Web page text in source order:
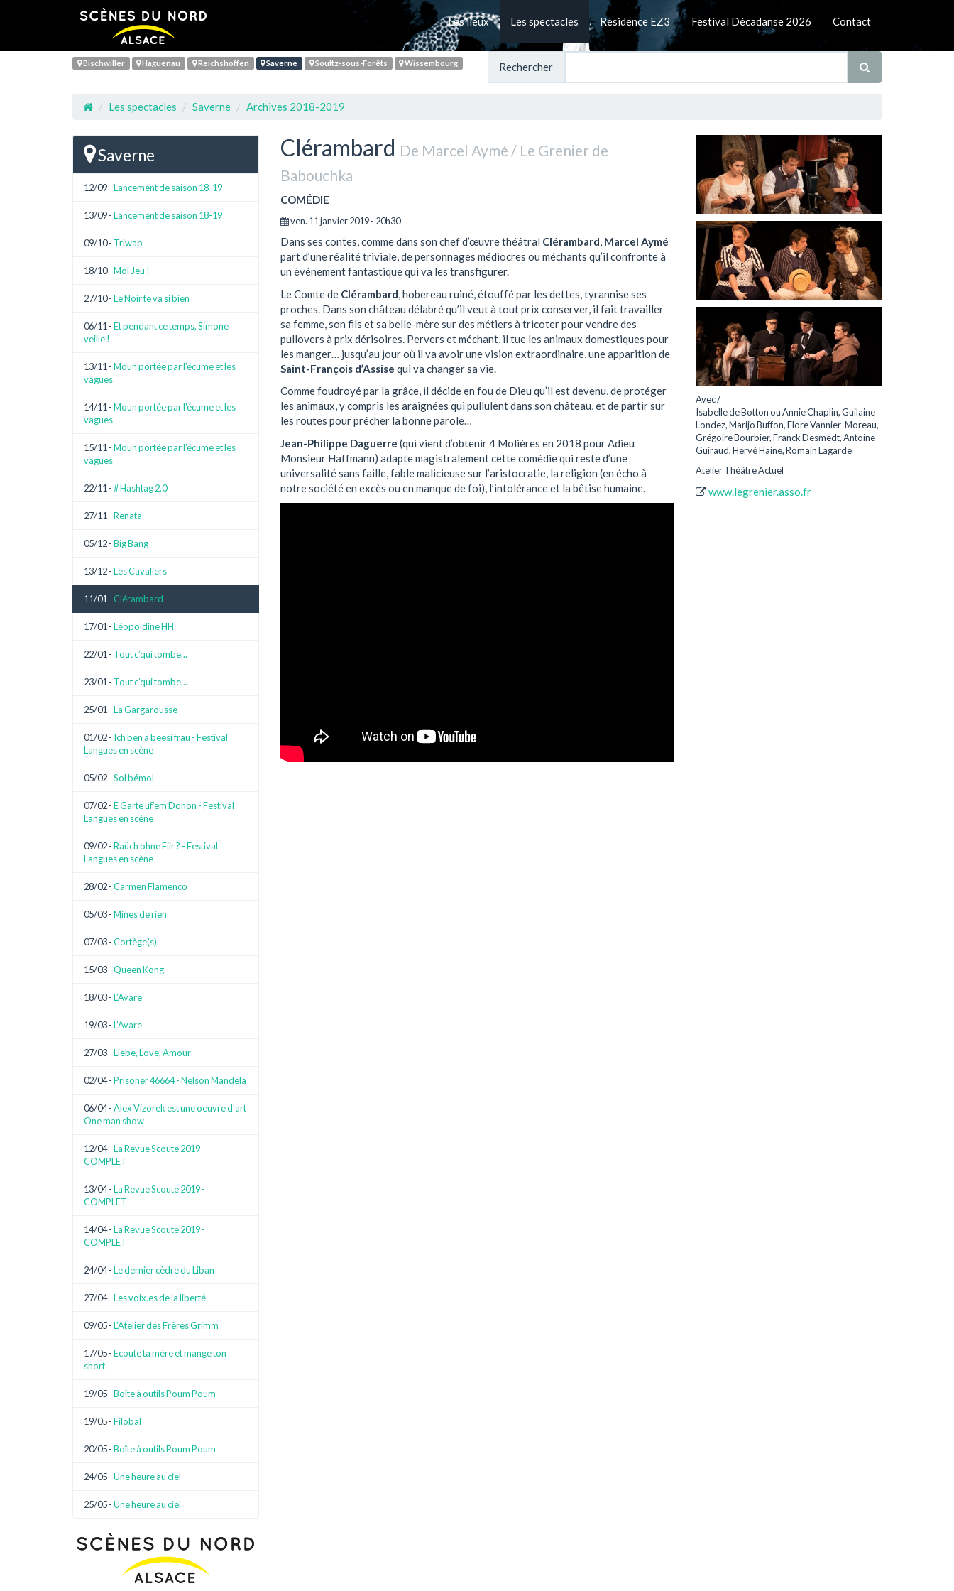
Les lieux Les spectacles Résidence EZ3 Festival Décadanse 2026 Contact
Bischwiller Haguenau Reichshoffen Saverne Soultz-sous-Forêts Wissembourg Rechercher
Les spectacles Saverne Archives 2018-2019
Clérambard De Marcel Aymé / Le Grenier de
Babouchka
COMÉDIE
ven. 11 janvier 2019 - 20h30
Dans ses contes, comme dans son chef d’œuvre théâtral Clérambard, Marcel Aymé
part d’une réalité triviale, de personnages médiocres ou méchants qu’il confronte à
un événement fantastique qui va les transfigurer.
Le Comte de Clérambard , hobereau ruiné, étouffé par les dettes, tyrannise ses
proches. Dans son château délabré qu’il veut à tout prix conserver, il fait travailler
sa femme, son fils et sa belle-mère sur des métiers à tricoter pour vendre des
pullovers à prix dérisoires. Pervers et méchant, il tue les animaux domestiques pour
les manger… jusqu’au jour où il va avoir une vision extraordinaire, une apparition de
Saint-François d’Assise qui va changer sa vie.
Comme foudroyé par la grâce, il décide en fou de Dieu qu’il est devenu, de protéger
les animaux, y compris les araignées qui pullulent dans son château, et de partir sur
les routes pour prêcher la bonne parole…
Jean-Philippe Daguerre (qui vient d’obtenir 4 Molières en 2018 pour Adieu
Monsieur Haffmann) adapte magistralement cette comédie qui reste d’une
universalité sans faille, fable malicieuse sur l’aristocratie, la religion (en écho à
notre société en excès ou en manque de foi), l’intolérance et la bêtise humaine.
Avec /
Isabelle de Botton ou Annie Chaplin, Guilaine
Londez, Marijo Buffon, Flore Vannier-Moreau,
Grégoire Bourbier, Franck Desmedt, Antoine
Guiraud, Hervé Haine, Romain Lagarde
Atelier Théâtre Actuel
www.legrenier.asso.fr
Saverne
12/09 -Lancement de saison 18-19
13/09 -Lancement de saison 18-19
09/10 - Triwap
18/10 -Moi Jeu !
27/10 -Le Noir te va si bien
06/11 -Et pendant ce temps, Simone
veille !
13/11 -Moun portée par l’écume et les
vagues
14/11 -Moun portée par l’écume et les
vagues
15/11 -Moun portée par l’écume et les
vagues
22/11 -# Hashtag 2.0
27/11 -Renata
05/12 -Big Bang
13/12 -Les Cavaliers
11/01 - Clérambard
17/01 -Léopoldine HH
22/01 - Tout c’qui tombe...
23/01 - Tout c’qui tombe...
25/01 -La Gargarousse
01/02 - Ich ben a beesi frau - Festival
Langues en scène
05/02 -Sol bémol
07/02 -E Garte uf’em Donon - Festival
Langues en scène
09/02 -Raüch ohne Fiir ? - Festival
Langues en scène
28/02 -Carmen Flamenco
05/03 -Mines de rien
07/03 -Cortège(s)
15/03 -Queen Kong
18/03 -L’Avare
19/03 -L’Avare
27/03 -Liebe, Love, Amour
02/04 -Prisoner 46664 - Nelson Mandela
06/04 -Alex Vizorek est une oeuvre d’art
One man show
12/04 -La Revue Scoute 2019 -
COMPLET
13/04 -La Revue Scoute 2019 -
COMPLET
14/04 -La Revue Scoute 2019 -
COMPLET
24/04 -Le dernier cèdre du Liban
27/04 -Les voix.es de la liberté
09/05 -L’Atelier des Frères Grimm
17/05 -Ecoute ta mère et mange ton
short
19/05 -Boîte à outils Poum Poum
19/05 -Filobal
20/05 -Boîte à outils Poum Poum
24/05 -Une heure au ciel
25/05 -Une heure au ciel